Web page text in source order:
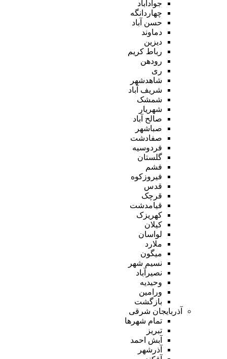
جوادآباد
چهاردانگه
حسن آباد
دماوند
دیزین
رباط کریم
رودهن
ری
شاهدشهر
شریف آباد
شمشک
شهریار
صالح آباد
صباشهر
صفادشت
فردوسیه
گلستان
فشم
فیروزکوه
قدس
قرچک
قیامدشت
کهریزک
کیلان
لواسان
ملارد
میگون
نسیم شهر
نصیرآباد
وحیدیه
ورامین
بازگشت
آذربایجان شرقی
تمام شهر‌ها
تبریز
آبش احمد
آذرشهر